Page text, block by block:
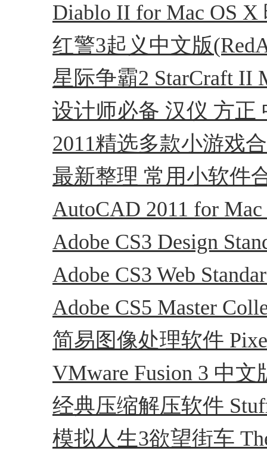
Diablo II for Mac OS
红警3起义中文版
星际争霸2 StarCraft II
设计师必备 汉仪 方正
2011精选多款小游戏
最新整理 常用小软件
AutoCAD 2011 for
Adobe CS3 Design
Adobe CS3 Web
Adobe CS5 Master
简易图像处理软件
VMware Fusion 3 中
经典压缩解压软件
模拟人生3欲望街车